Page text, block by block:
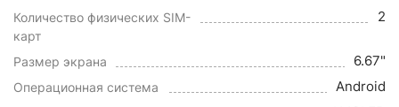
Количество физических SIM-
карт
2
Размер экрана 6.67"
Операционная система Android